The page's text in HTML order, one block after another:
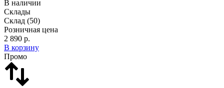
В наличии
Склады
Склад (50)
Розничная цена
2 890 р.
В корзину
Промо